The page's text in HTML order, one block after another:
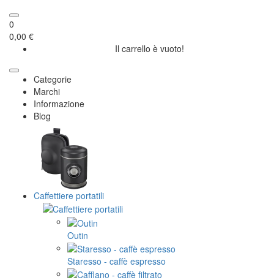
0
0,00 €
Il carrello è vuoto!
Categorie
Marchi
Informazione
Blog
Caffettiere portatili
Outin
Staresso - caffè espresso